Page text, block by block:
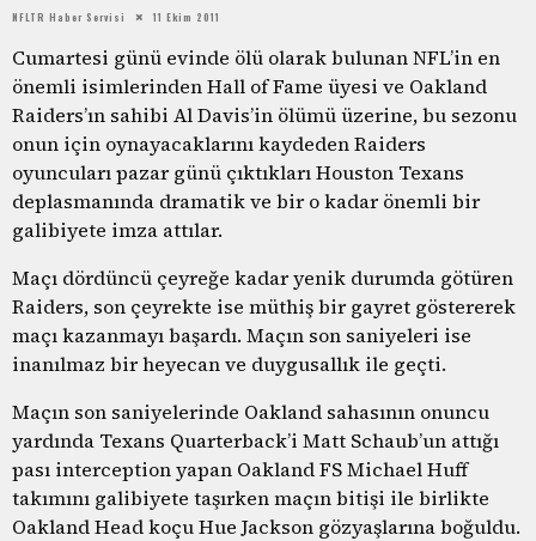
NFLTR Haber Servisi 11 Ekim 2011
Cumartesi günü evinde ölü olarak bulunan NFL’in en
önemli isimlerinden Hall of Fame üyesi ve Oakland
Raiders’ın sahibi Al Davis’in ölümü üzerine, bu sezonu
onun için oynayacaklarını kaydeden Raiders
oyuncuları pazar günü çıktıkları Houston Texans
deplasmanında dramatik ve bir o kadar önemli bir
galibiyete imza attılar.
Maçı dördüncü çeyreğe kadar yenik durumda götüren
Raiders, son çeyrekte ise müthiş bir gayret göstererek
maçı kazanmayı başardı. Maçın son saniyeleri ise
inanılmaz bir heyecan ve duygusallık ile geçti.
Maçın son saniyelerinde Oakland sahasının onuncu
yardında Texans Quarterback’i Matt Schaub’un attığı
pası interception yapan Oakland FS Michael Huff
takımını galibiyete taşırken maçın bitişi ile birlikte
Oakland Head koçu Hue Jackson gözyaşlarına boğuldu.